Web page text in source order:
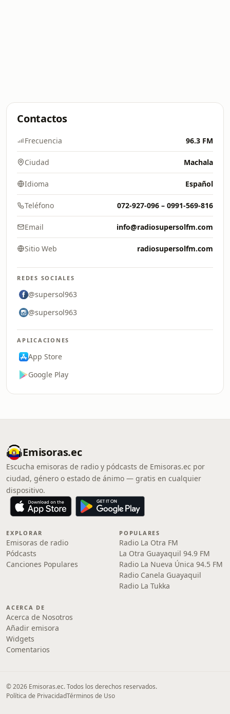
Contactos
Frecuencia 96.3 FM
Ciudad Machala
Idioma Español
Teléfono 072-927-096 – 0991-569-816
Email info@radiosupersolfm.com
Sitio Web radiosupersolfm.com
REDES SOCIALES
@supersol963
@supersol963
APLICACIONES
App Store
Google Play
Emisoras.ec
Escucha emisoras de radio y pódcasts de Emisoras.ec por
ciudad, género o estado de ánimo — gratis en cualquier
dispositivo.
EXPLORAR
Emisoras de radio
Pódcasts
Canciones Populares
POPULARES
Radio La Otra FM
La Otra Guayaquil 94.9 FM
Radio La Nueva Única 94.5 FM
Radio Canela Guayaquil
Radio La Tukka
ACERCA DE
Acerca de Nosotros
Añadir emisora
Widgets
Comentarios
© 2026 Emisoras.ec. Todos los derechos reservados.
Política de PrivacidadTérminos de Uso